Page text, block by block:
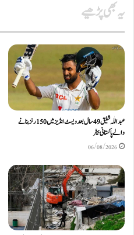
یہ بھی پڑھیے
عبداللّٰہ شفیق 49 سال بعد ویسٹ انڈیز میں 150 رنز بنانے
والے پاکستانی بیٹر
06/08/2026